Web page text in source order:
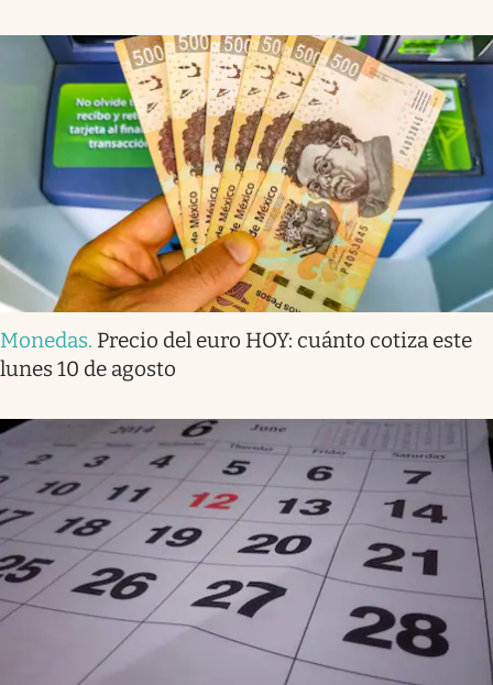
Monedas. Precio del euro HOY: cuánto cotiza este
lunes 10 de agosto